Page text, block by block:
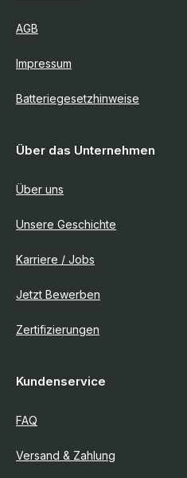
AGB
Impressum
Batteriegesetzhinweise
Über das Unternehmen
Über uns
Unsere Geschichte
Karriere / Jobs
Jetzt Bewerben
Zertifizierungen
Kundenservice
FAQ
Versand & Zahlung